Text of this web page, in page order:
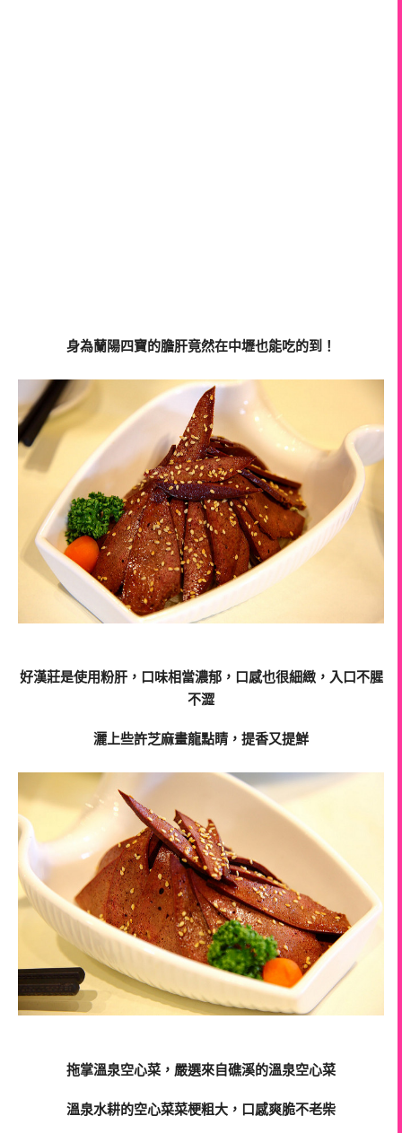
身為蘭陽四寶的膽肝竟然在中壢也能吃的到！
好漢莊是使用粉肝，口味相當濃郁，口感也很細緻，入口不腥
不澀
灑上些許芝麻畫龍點睛，提香又提鮮
拖掌溫泉空心菜，嚴選來自礁溪的溫泉空心菜
溫泉水耕的空心菜菜梗粗大，口感爽脆不老柴